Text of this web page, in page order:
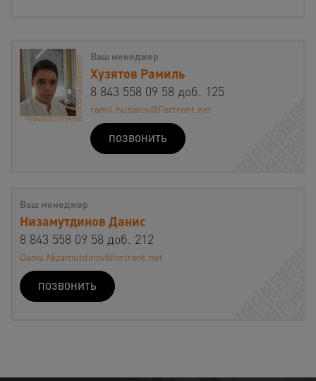
Ваш менеджер
Хузятов Рамиль
8 843 558 09 58 доб. 125
ramil.huziatov@Fortrent.net
ПОЗВОНИТЬ
Ваш менеджер
Низамутдинов Данис
8 843 558 09 58 доб. 212
Danis.Nizamutdinov@fortrent.net
ПОЗВОНИТЬ